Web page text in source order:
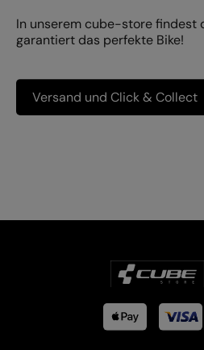
In unserem cube-store findest
garantiert das perfekte Bike!
Versand und Click & Collect